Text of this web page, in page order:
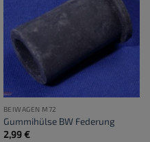
BEIWAGEN M72
Gummihülse BW Federung
2,99€